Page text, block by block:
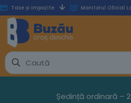
Taxe și impozite Monitorul Oficial
Ședință ordinară –